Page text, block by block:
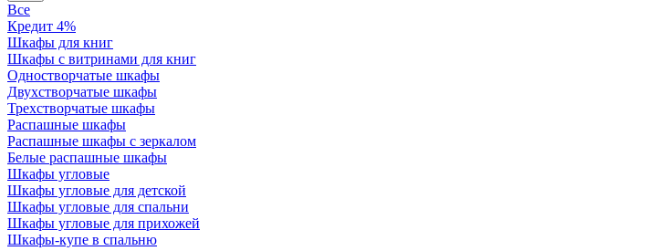
Все
Кредит 4%
Шкафы для книг
Шкафы с витринами для книг
Одностворчатые шкафы
Двухстворчатые шкафы
Трехстворчатые шкафы
Распашные шкафы
Распашные шкафы с зеркалом
Белые распашные шкафы
Шкафы угловые
Шкафы угловые для детской
Шкафы угловые для спальни
Шкафы угловые для прихожей
Шкафы-купе в спальню